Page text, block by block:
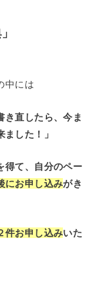
中には
き直したら、今ま
ました！」
得て、自分のペー
にお申し込みがき
件お申し込みいた